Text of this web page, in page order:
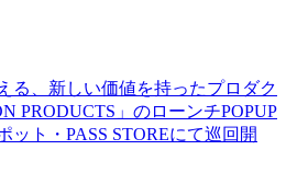
る、新しい価値を持ったプロダク
PRODUCTS」のローンチPOPUP
ット・PASS STOREにて巡回開